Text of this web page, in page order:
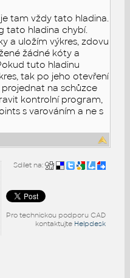
tam vždy tato hladina.
tato hladina chybí.
a uložím výkres, zdovu
žádné kóty a
tuto hladinu
tak po jeho otevření
na schůzce
kontrolní program,
s varováním a ne s
Sdílet na:
Pro technickou podporu CAD
kontaktujte Helpdesk